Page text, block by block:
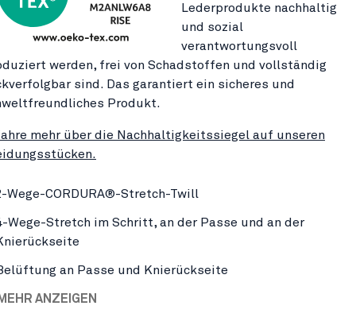
Lederprodukte nachhaltig
und sozial
verantwortungsvoll
werden, frei von Schadstoffen und vollständig
sind. Das garantiert ein sicheres und
Produkt.
mehr über die Nachhaltigkeitssiegel auf unseren
Wege-CORDURA®-Stretch-Twill
Wege-Stretch im Schritt, an der Passe und an der
an Passe und Knierückseite
ANZEIGEN